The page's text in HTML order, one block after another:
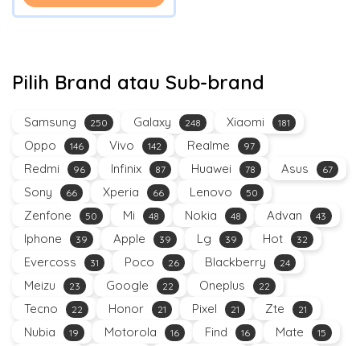
Pilih Brand atau Sub-brand
Samsung 250 Galaxy 248 Xiaomi 181
Oppo 146 Vivo 142 Realme 97
Redmi 96 Infinix 87 Huawei 78 Asus 67
Sony 66 Xperia 66 Lenovo 50
Zenfone 50 Mi 48 Nokia 48 Advan 43
Iphone 39 Apple 39 Lg 39 Hot 32
Evercoss 31 Poco 26 Blackberry 24
Meizu 23 Google 22 Oneplus 22
Tecno 22 Honor 21 Pixel 21 Zte 21
Nubia 19 Motorola 16 Find 16 Mate 15